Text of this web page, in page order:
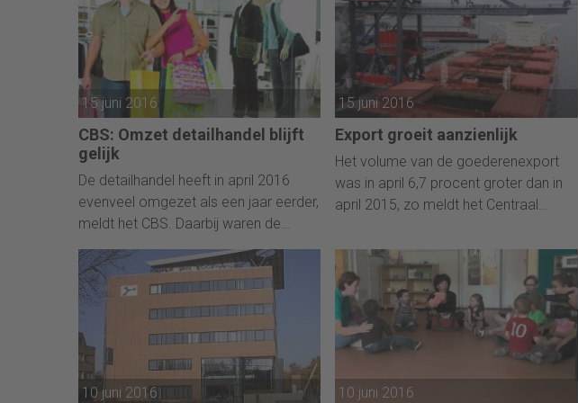
magere jaren financieel niet
weerbaarder op geworden, zo blijkt uit
de sectoranalyse van ING
Economisch Bureau.
worden gefinancierd of
mensenrechten worden geschonden.
15 juni 2016
CBS: Omzet detailhandel blijft
gelijk
De detailhandel heeft in april 2016
evenveel omgezet als een jaar eerder,
meldt het CBS. Daarbij waren de
verkopen 0,1 procent lager en bleven
de prijzen gelijk. De omzet is negatief
beïnvloed doordat Pasen dit jaar in
maart viel. Daarentegen had de
samenstelling van koopdagen een
positief effect op de omzet.
15 juni 2016
Export groeit aanzienlijk
Het volume van de goederenexport
was in april 6,7 procent groter dan in
april 2015, zo meldt het Centraal
is aanzienlijk groter dan in de
voorgaande maand. Bedrijven
exporteerden opnieuw vooral meer
transportmiddelen. Het importvolume
was in april 5,2 procent groter dan een
jaar eerder.
10 juni 2016 10 juni 2016